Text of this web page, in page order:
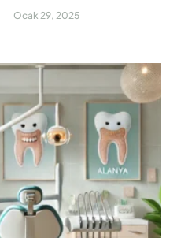
açıdan büyük bir öneme
diş tedavi yöntemleri
kavuşabiliyor.
modern teknolojiyle …
Ocak 29, 2025